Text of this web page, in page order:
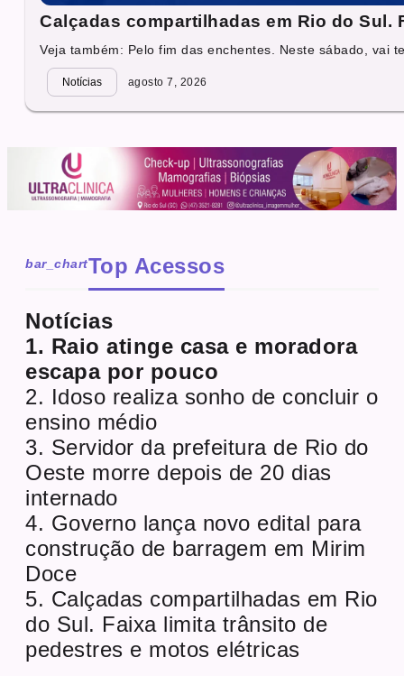
Calçadas compartilhadas em Rio do
Veja também: Pelo fim das enchentes. Neste sábado, vai
Notícias agosto 7, 2026
bar_chartTop Acessos
Notícias
1. Raio atinge casa e moradora
escapa por pouco
2. Idoso realiza sonho de concluir o
ensino médio
3. Servidor da prefeitura de Rio do
Oeste morre depois de 20 dias
internado
4. Governo lança novo edital para
construção de barragem em Mirim
Doce
5. Calçadas compartilhadas em Rio
do Sul. Faixa limita trânsito de
pedestres e motos elétricas